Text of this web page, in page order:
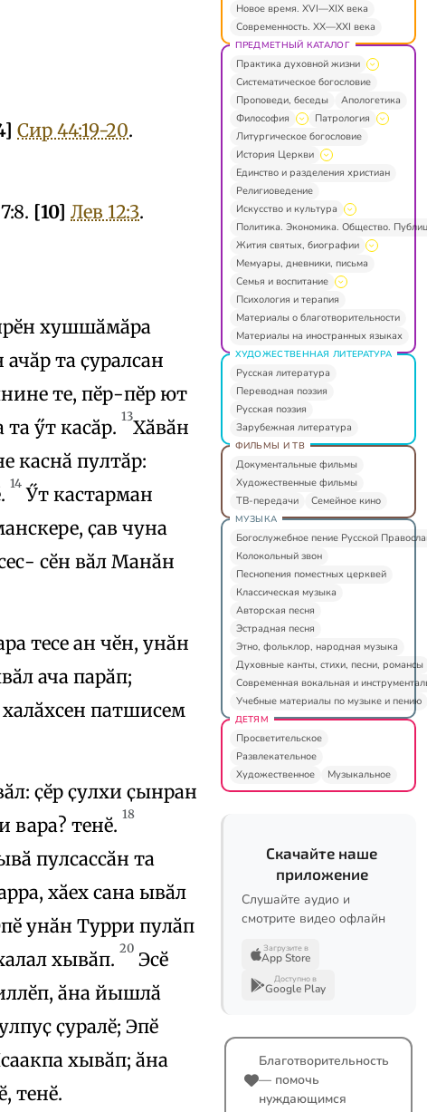
Сир 44:19-20.
[10] Лев 12:3.
хушшӑмӑра
та ҫуралсан
те, пӗр-пӗр ют
ӳт касӑр. 13Хӑвӑн
каснӑ пултӑр:
14 Ӳт кастарман
ҫав чуна
сӗн вӑл Манӑн
тесе ан чӗн, унӑн
ача парӑп;
патшисем
ҫӗр ҫулхи ҫынран
вара? тенӗ. 18
пулсассӑн та
хӑех сана ывӑл
унӑн Турри пулӑп
хывӑп. 20 Эсӗ
ӑна йышлӑ
ҫуралӗ; Эпӗ
хывӑп; ӑна
тенӗ.
Новое время. XVI—XIX века
Современность. XX—XXI века
ПРЕДМЕТНЫЙ КАТАЛОГ
Практика духовной жизни
Систематическое богословие
Проповеди, беседы
Апологетика
Философия
Патрология
Литургическое богословие
История Церкви
Единство и разделения христиан
Религиоведение
Искусство и культура
Политика. Экономика. Общество.
Жития святых, биографии
Мемуары, дневники, письма
Семья и воспитание
Психология и терапия
Материалы о благотворительности
Материалы на иностранных языках
ХУДОЖЕСТВЕННАЯ ЛИТЕРАТУРА
Русская литература
Переводная поэзия
Русская поэзия
Зарубежная литература
ФИЛЬМЫ И ТВ
Документальные фильмы
Художественные фильмы
ТВ-передачи
Семейное кино
МУЗЫКА
Богослужебное пение Русской
Колокольный звон
Песнопения поместных церквей
Классическая музыка
Авторская песня
Эстрадная песня
Этно, фольклор, народная музыка
Духовные канты, стихи, песни, романсы
Современная вокальная и
Учебные материалы по музыке и пению
ДЕТЯМ
Просветительское
Развлекательное
Художественное
Музыкальное
Скачайте наше
приложение
Слушайте аудио и
смотрите видео офлайн
Загрузите в
App Store
Доступно в
Google Play
Благотворительность
— помочь
нуждающимся